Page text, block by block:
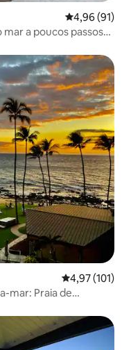
4,96 de uma
4,96 (91)
a poucos passos
4,97 de uma
4,97 (101)
mar: Praia de